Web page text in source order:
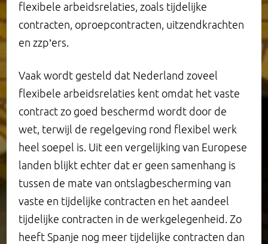
flexibele arbeidsrelaties, zoals tijdelijke
contracten, oproepcontracten, uitzendkrachten
en zzp’ers.
Vaak wordt gesteld dat Nederland zoveel
flexibele arbeidsrelaties kent omdat het vaste
contract zo goed beschermd wordt door de
wet, terwijl de regelgeving rond flexibel werk
heel soepel is. Uit een vergelijking van Europese
landen blijkt echter dat er geen samenhang is
tussen de mate van ontslagbescherming van
vaste en tijdelijke contracten en het aandeel
tijdelijke contracten in de werkgelegenheid. Zo
heeft Spanje nog meer tijdelijke contracten dan